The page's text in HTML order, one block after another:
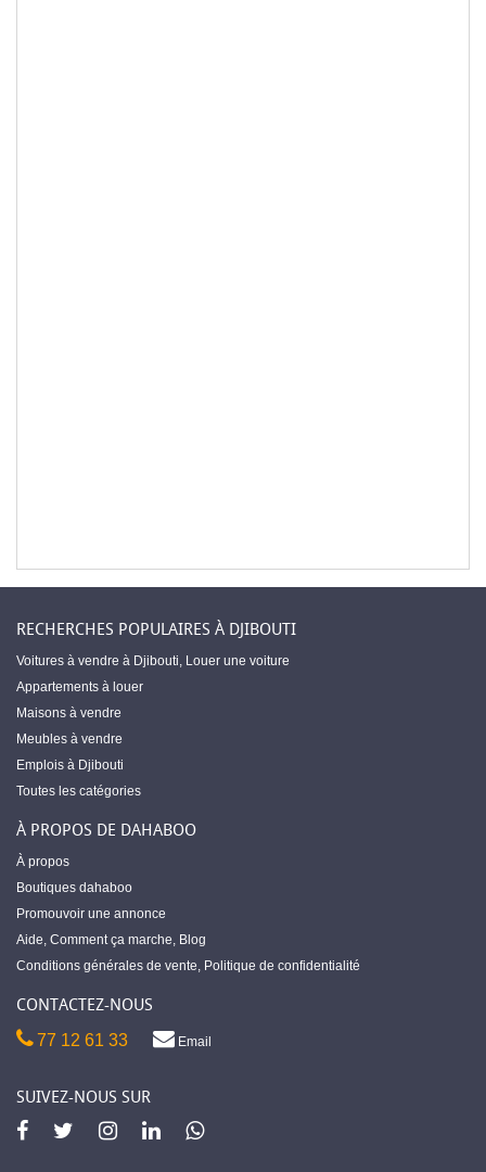
RECHERCHES POPULAIRES À DJIBOUTI
Voitures à vendre à Djibouti, Louer une voiture
Appartements à louer
Maisons à vendre
Meubles à vendre
Emplois à Djibouti
Toutes les catégories
À PROPOS DE DAHABOO
À propos
Boutiques dahaboo
Promouvoir une annonce
Aide, Comment ça marche, Blog
Conditions générales de vente, Politique de confidentialité
CONTACTEZ-NOUS
77 12 61 33 Email
SUIVEZ-NOUS SUR